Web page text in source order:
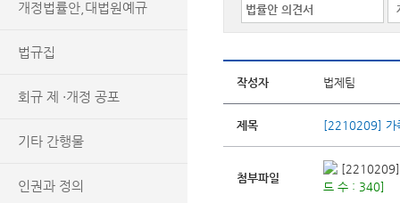
개정법률안,대법원예규
법규집
회규 제 ·개정 공포
기타 간행물
인권과 정의
작성자 법제팀
제목 [2210209] 가
첨부파일
[2210209]
드 수 : 340]